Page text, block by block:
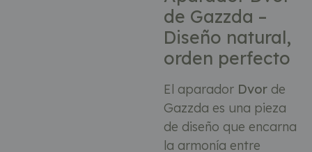
de Gazzda –
Diseño natural,
orden perfecto
El aparador Dvorde
Gazzda es una pieza
de diseño que encarna
la armonía entre